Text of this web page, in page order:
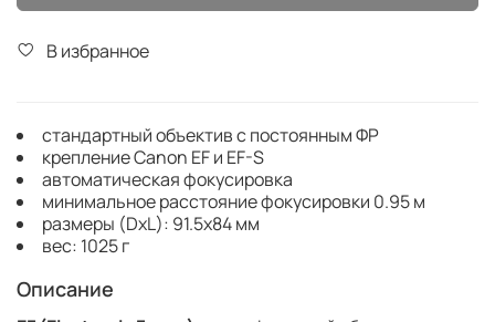
В избранное
стандартный объектив с постоянным ФР
крепление Canon EF и EF-S
автоматическая фокусировка
минимальное расстояние фокусировки 0.95 м
размеры (DхL): 91.5x84 мм
вес: 1025 г
Описание